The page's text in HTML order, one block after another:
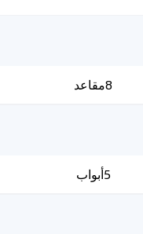
8مقاعد
5أبواب